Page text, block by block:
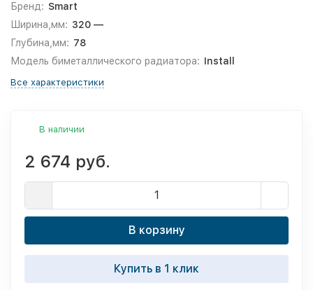
Бренд: Smart
Ширина,мм: 320 —
Глубина,мм: 78
Модель биметаллического радиатора: Install
Все характеристики
В наличии
2 674 руб.
В корзину
Купить в 1 клик